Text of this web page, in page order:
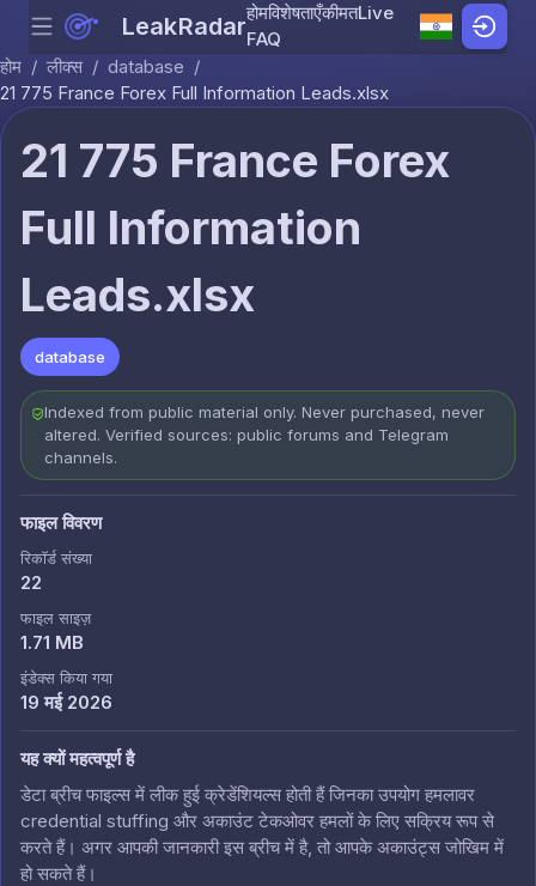
Skip to content
Menu LeakRadarहोमविशेषताएँकीमतLive
FAQ
होम / लीक्स / database /
21 775 France Forex Full Information Leads.xlsx
21 775 France Forex
Full Information
Leads.xlsx
database
Indexed from public material only. Never purchased, never
altered. Verified sources: public forums and Telegram
channels.
फाइल विवरण
रिकॉर्ड संख्या
22
फाइल साइज़
1.71 MB
इंडेक्स किया गया
19 मई 2026
यह क्यों महत्वपूर्ण है
डेटा ब्रीच फाइल्स में लीक हुई क्रेडेंशियल्स होती हैं जिनका उपयोग हमलावर
credential stuffing और अकाउंट टेकओवर हमलों के लिए सक्रिय रूप से
करते हैं। अगर आपकी जानकारी इस ब्रीच में है, तो आपके अकाउंट्स जोखिम में
हो सकते हैं।